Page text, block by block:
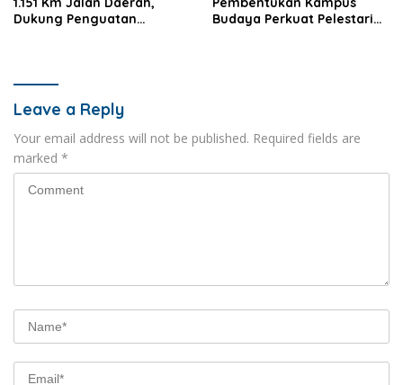
Dukung Penguatan
Budaya Perkuat Pelestarian
Leave a Reply
Your email address will not be published. Required fields are
marked *